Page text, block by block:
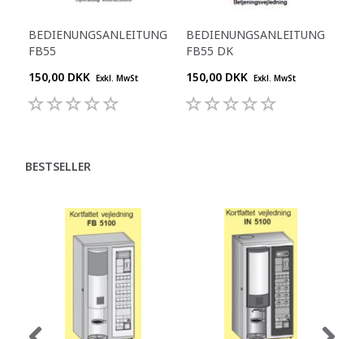
BEDIENUNGSANLEITUNG
FB55
150,00 DKK Exkl. MwSt
BEDIENUNGSANLEITUNG
FB55 DK
150,00 DKK Exkl. MwSt
BESTSELLER